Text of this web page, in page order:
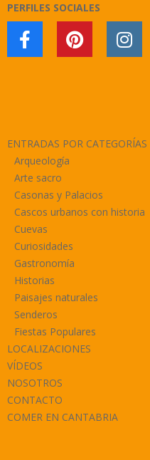
PERFILES SOCIALES
ENTRADAS POR CATEGORÍAS
Arqueología
Arte sacro
Casonas y Palacios
Cascos urbanos con historia
Cuevas
Curiosidades
Gastronomía
Historias
Paisajes naturales
Senderos
Fiestas Populares
LOCALIZACIONES
VÍDEOS
NOSOTROS
CONTACTO
COMER EN CANTABRIA